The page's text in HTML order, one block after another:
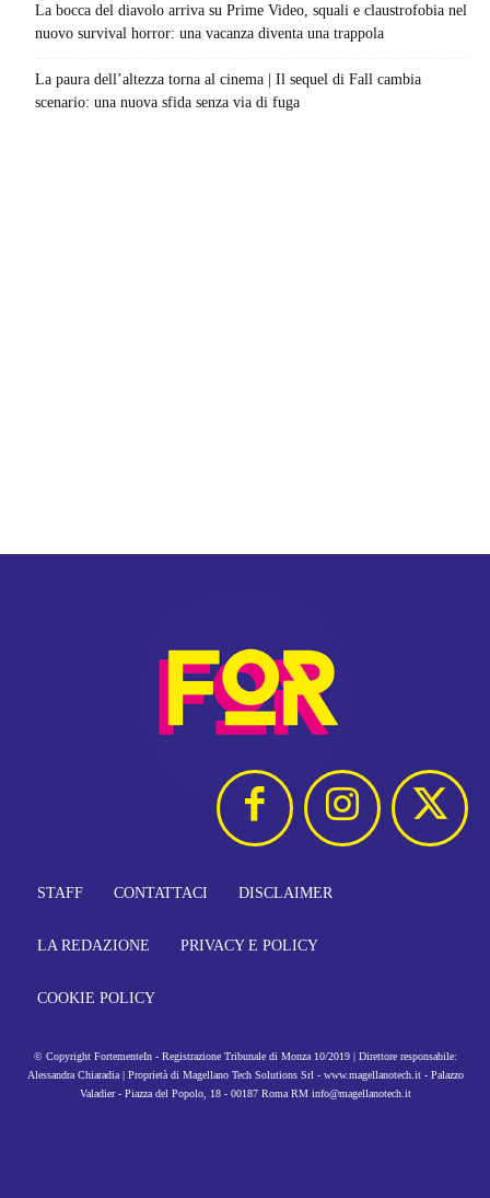
La bocca del diavolo arriva su Prime Video, squali e claustrofobia nel
nuovo survival horror: una vacanza diventa una trappola
La paura dell’altezza torna al cinema | Il sequel di Fall cambia
scenario: una nuova sfida senza via di fuga
STAFF CONTATTACI DISCLAIMER
LA REDAZIONE PRIVACY E POLICY
COOKIE POLICY
© Copyright FortementeIn - Registrazione Tribunale di Monza 10/2019 | Direttore responsabile:
Alessandra Chiaradia | Proprietà di Magellano Tech Solutions Srl - www.magellanotech.it - Palazzo
Valadier - Piazza del Popolo, 18 - 00187 Roma RM info@magellanotech.it